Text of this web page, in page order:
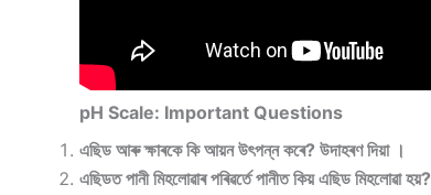
pH Scale: Important Questions
এছিড আৰু ক্ষাৰকে কি আয়ন উৎপন্ন কৰে? উদাহৰণ দিয়া ।
এছিডত পানী মিহলোৱাৰ পৰিৱৰ্তে পানীত কিয় এছিড মিহলোৱা হয়?